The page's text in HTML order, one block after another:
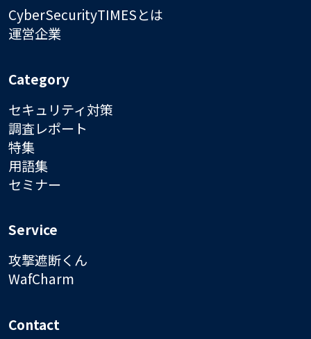
CyberSecurityTIMESとは
運営企業
Category
セキュリティ対策
調査レポート
特集
用語集
セミナー
Service
攻撃遮断くん
WafCharm
Contact